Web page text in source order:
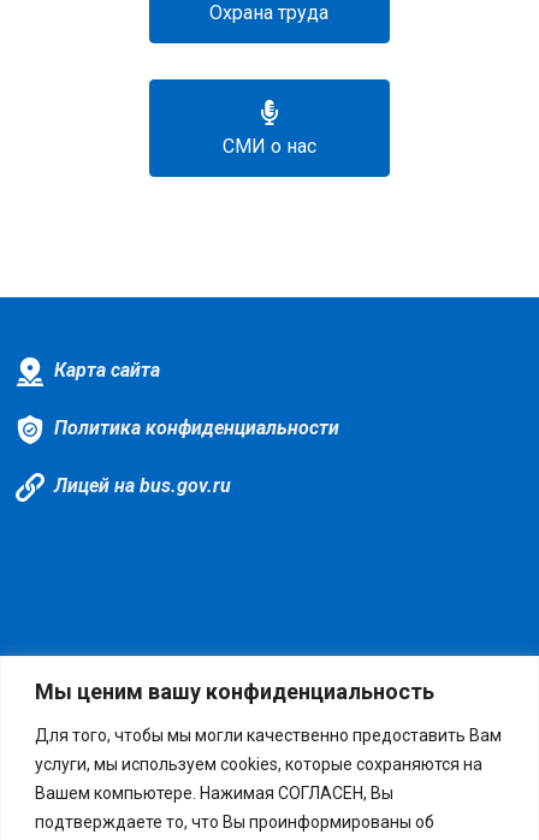
Мы ценим вашу конфиденциальность
Для того, чтобы мы могли качественно предоставить Вам
услуги, мы используем cookies, которые сохраняются на
Вашем компьютере. Нажимая СОГЛАСЕН, Вы
подтверждаете то, что Вы проинформированы об
Охрана труда
СМИ о нас
Карта сайта
Политика конфиденциальности
Лицей на bus.gov.ru
4 пользователей на сайте
Схема проезда